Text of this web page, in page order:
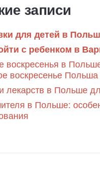
записи
для детей в
с ребенком в
воскресенья в
воскресенье Польша
лекарств в Польше
в Польше: